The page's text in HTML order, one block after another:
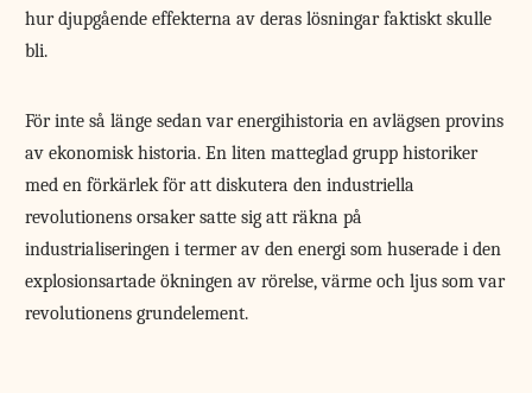
hur djupgående effekterna av deras lösningar faktiskt skulle
bli.
För inte så länge sedan var energihistoria en avlägsen provins
av ekonomisk historia. En liten matteglad grupp historiker
med en förkärlek för att diskutera den industriella
revolutionens orsaker satte sig att räkna på
industrialiseringen i termer av den energi som huserade i den
explosionsartade ökningen av rörelse, värme och ljus som var
revolutionens grundelement.